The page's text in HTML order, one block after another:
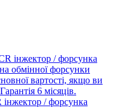
інжектор / форсунка